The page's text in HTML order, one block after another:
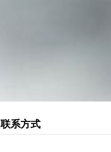
联系方式